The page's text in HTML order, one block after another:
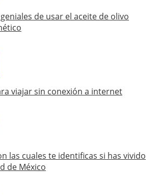
de usar el aceite de olivo
viajar sin conexión a internet
las cuales te identificas si has vivido
de México